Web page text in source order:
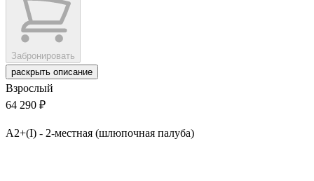
Забронировать
раскрыть описание
Взрослый
64 290 ₽
А2+(I) - 2-местная (шлюпочная палуба)